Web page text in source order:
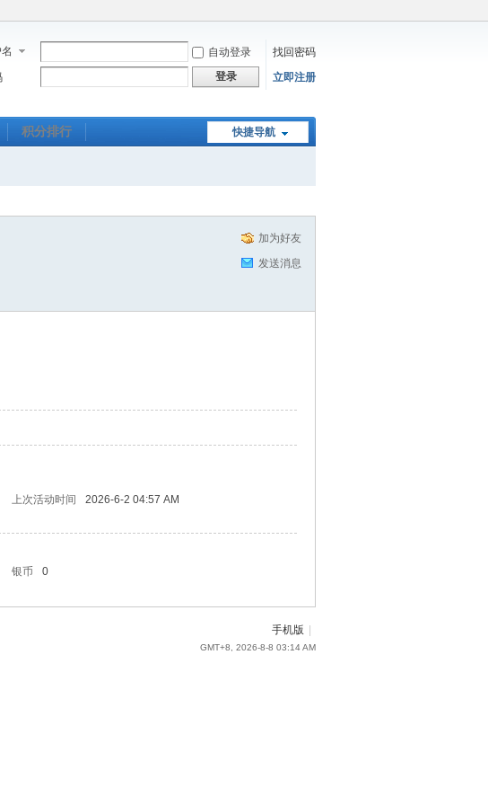
自动登录
找回密码
登录 立即注册
快捷导航
积分排行
加为好友
发送消息
上次活动时间
2026-6-2 04:57 AM
银币 0
手机版
GMT+8, 2026-8-8 03:14 AM